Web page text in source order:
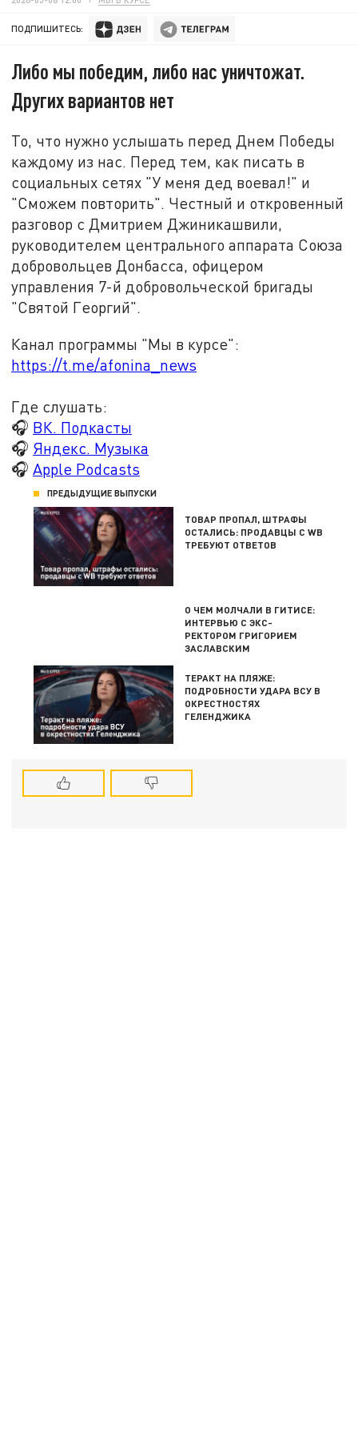
ПОДПИШИТЕСЬ:
Либо мы победим, либо нас уничтожат.
Других вариантов нет
То, что нужно услышать перед Днем Победы
каждому из нас. Перед тем, как писать в
социальных сетях "У меня дед воевал!" и
"Сможем повторить". Честный и откровенный
разговор с Дмитрием Джиникашвили,
руководителем центрального аппарата Союза
добровольцев Донбасса, офицером
управления 7-й добровольческой бригады
"Святой Георгий".
Канал программы "Мы в курсе":
https://t.me/afonina_news
Где слушать:
🎧 ВК. Подкасты
🎧 Яндекс. Музыка
🎧 Apple Podcasts
ПРЕДЫДУЩИЕ ВЫПУСКИ
ТОВАР ПРОПАЛ, ШТРАФЫ
ОСТАЛИСЬ: ПРОДАВЦЫ С WB
ТРЕБУЮТ ОТВЕТОВ
О ЧЕМ МОЛЧАЛИ В ГИТИСЕ:
ИНТЕРВЬЮ С ЭКС-
РЕКТОРОМ ГРИГОРИЕМ
ЗАСЛАВСКИМ
ТЕРАКТ НА ПЛЯЖЕ:
ПОДРОБНОСТИ УДАРА ВСУ В
ОКРЕСТНОСТЯХ
ГЕЛЕНДЖИКА